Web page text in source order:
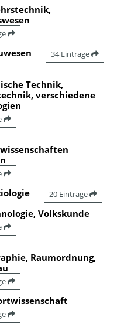
34 Einträge
Technik,
verschiedene
20 Einträge
Volkskunde
Raumordnung,